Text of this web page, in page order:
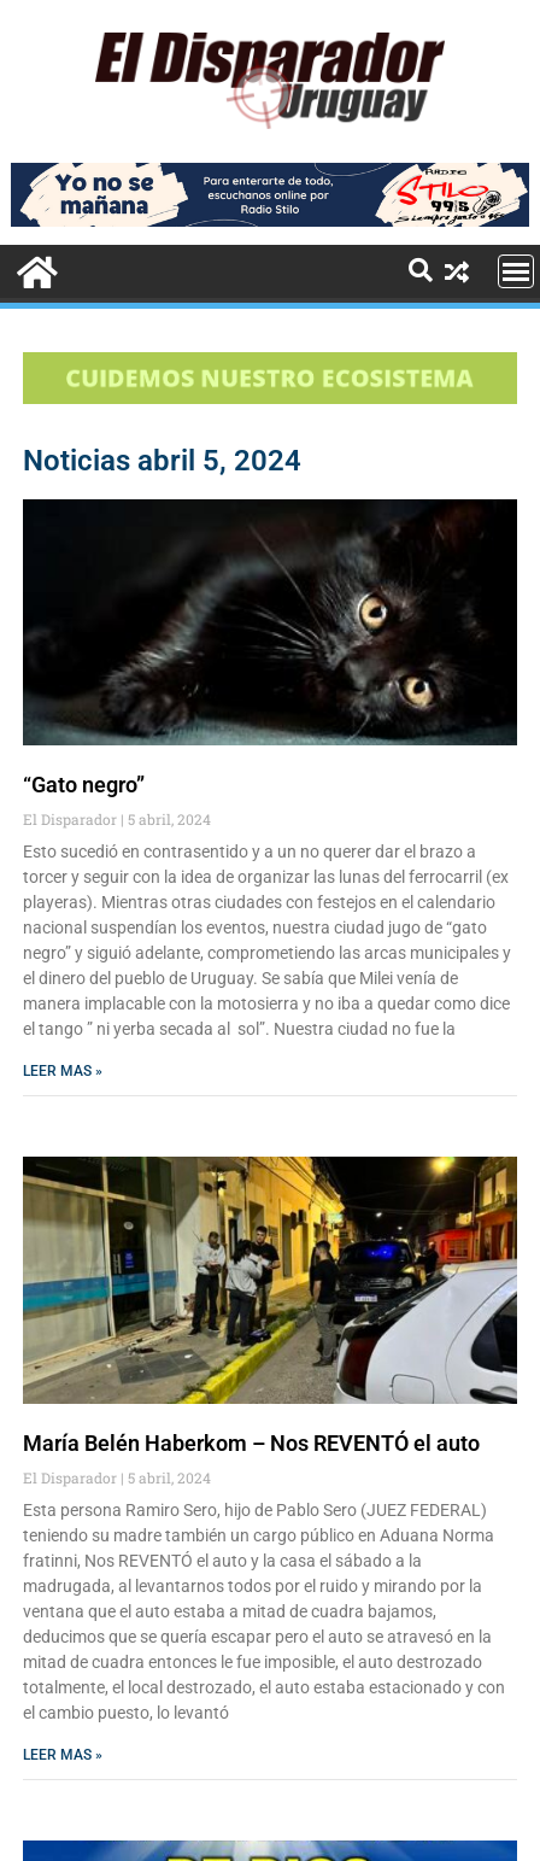
Noticias abril 5, 2024
“Gato negro”
El Disparador 5 abril, 2024
Esto sucedió en contrasentido y a un no querer dar el brazo a
torcer y seguir con la idea de organizar las lunas del ferrocarril (ex
playeras). Mientras otras ciudades con festejos en el calendario
nacional suspendían los eventos, nuestra ciudad jugo de “gato
negro” y siguió adelante, comprometiendo las arcas municipales y
el dinero del pueblo de Uruguay. Se sabía que Milei venía de
manera implacable con la motosierra y no iba a quedar como dice
el tango ” ni yerba secada al sol”. Nuestra ciudad no fue la
LEER MAS »
María Belén Haberkom – Nos REVENTÓ el auto
El Disparador 5 abril, 2024
Esta persona Ramiro Sero, hijo de Pablo Sero (JUEZ FEDERAL)
teniendo su madre también un cargo público en Aduana Norma
fratinni, Nos REVENTÓ el auto y la casa el sábado a la
madrugada, al levantarnos todos por el ruido y mirando por la
ventana que el auto estaba a mitad de cuadra bajamos,
deducimos que se quería escapar pero el auto se atravesó en la
mitad de cuadra entonces le fue imposible, el auto destrozado
totalmente, el local destrozado, el auto estaba estacionado y con
el cambio puesto, lo levantó
LEER MAS »